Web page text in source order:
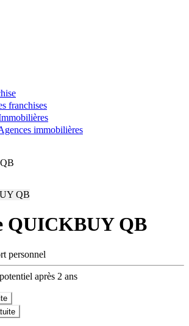
franchises
immobilières
QUICKBUY QB
personnel
après 2 ans